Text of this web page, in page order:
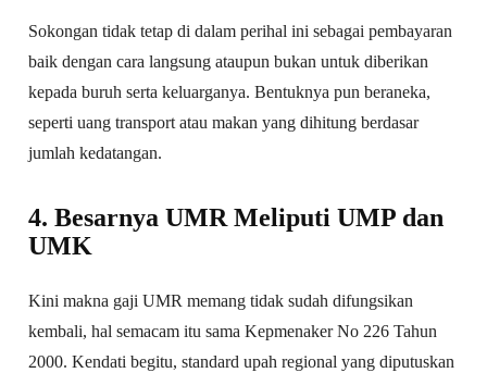
Sokongan tidak tetap di dalam perihal ini sebagai pembayaran
baik dengan cara langsung ataupun bukan untuk diberikan
kepada buruh serta keluarganya. Bentuknya pun beraneka,
seperti uang transport atau makan yang dihitung berdasar
jumlah kedatangan.
4. Besarnya UMR Meliputi UMP dan
UMK
Kini makna gaji UMR memang tidak sudah difungsikan
kembali, hal semacam itu sama Kepmenaker No 226 Tahun
2000. Kendati begitu, standard upah regional yang diputuskan